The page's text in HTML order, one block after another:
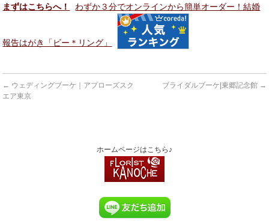
まずはこちらへ！
わずか３分でオンラインから簡単オーダー！結婚
報告はがき「ビー＊リング」
← ウェディングブーケ｜アプローズスク
エア東京
ブライダルブーケ|東郷記念館 →
ホームページはこちら♪